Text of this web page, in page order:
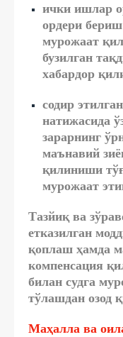
ички ишлар
ордери
мурожаат
бузилган
хабардор
содир
натижасида
зарарнинг
маънавий
қилиниши
мурожаат
Тазйиқ ва
етказилган
қоплаш ҳамда
компенсация
билан судга
тўлашдан озод
Маҳалла ва